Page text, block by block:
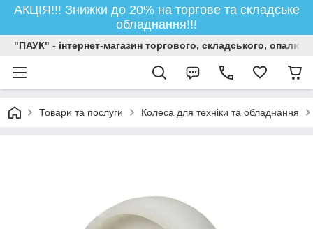
АКЦІЯ!!! Знижки до 20% на торгове та складське
обладнання!!!
"ПАУК" - інтернет-магазин торгового, складського,
Товари та послуги Колеса для техніки та обладнання